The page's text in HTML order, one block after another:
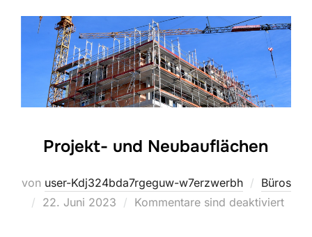
Projekt- und Neubauflächen
von user-Kdj324bda7rgeguw-w7erzwerbh
Büros
Veröffentlicht
22. Juni 2023 Kommentare sind deaktiviert